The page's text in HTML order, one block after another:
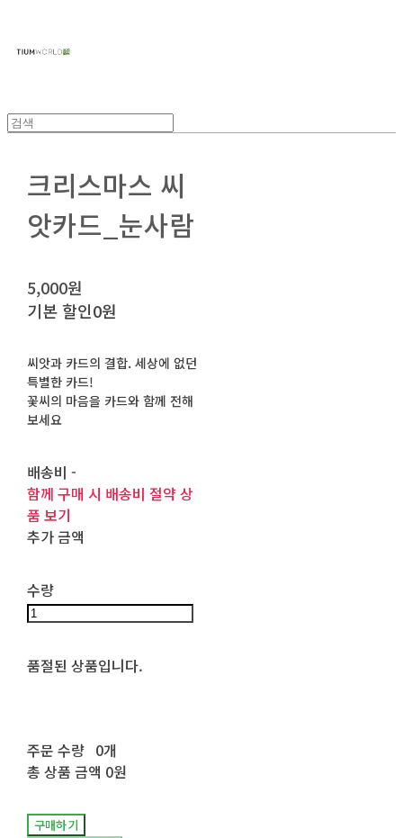
크리스마스 씨
앗카드_눈사람
5,000원
기본 할인0원
씨앗과 카드의 결합. 세상에 없던
특별한 카드!
꽃씨의 마음을 카드와 함께 전해
보세요
배송비 -
함께 구매 시 배송비 절약 상
품 보기
추가 금액
수량
품절된 상품입니다.
주문 수량 0개
총 상품 금액 0원
구매하기